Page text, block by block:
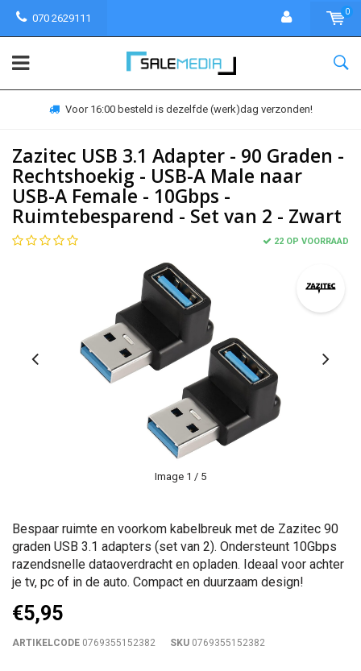
070 2629111
0
Voor 16:00 besteld is dezelfde (werk)dag verzonden!
Zazitec USB 3.1 Adapter - 90 Graden -
Rechtshoekig - USB-A Male naar
USB-A Female - 10Gbps -
Ruimtebesparend - Set van 2 - Zwart
22 OP VOORRAAD
Image 1 / 5
Bespaar ruimte en voorkom kabelbreuk met de Zazitec 90
graden USB 3.1 adapters (set van 2). Ondersteunt 10Gbps
razendsnelle dataoverdracht en opladen. Ideaal voor achter
je tv, pc of in de auto. Compact en duurzaam design!
€5,95
ARTIKELCODE 0769355152382 SKU 0769355152382